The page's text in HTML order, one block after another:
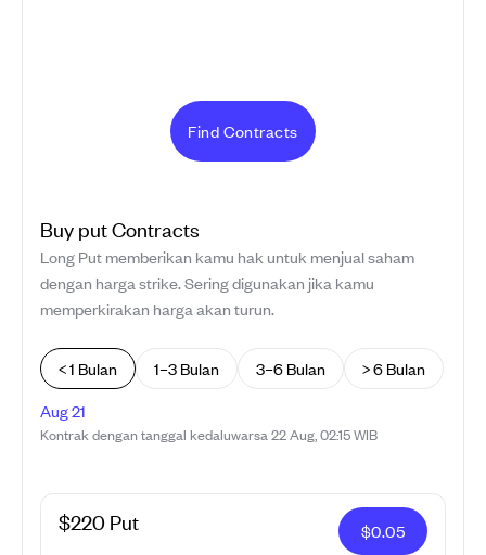
Find Contracts
Buy putContracts
Long Put memberikan kamu hak untuk menjual saham
dengan harga strike. Sering digunakan jika kamu
memperkirakan harga akan turun.
< 1 Bulan 1–3 Bulan 3–6 Bulan
> 6 Bulan
Aug 21
Kontrak dengan tanggal kedaluwarsa 22 Aug, 02:15 WIB
$220 Put $0.05